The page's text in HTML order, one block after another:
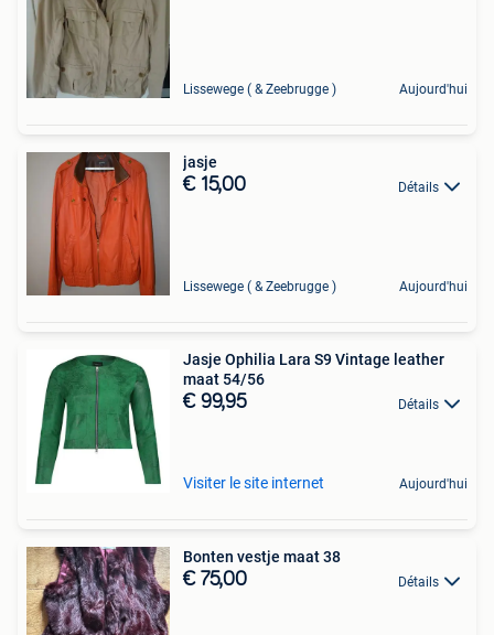
Lissewege ( & Zeebrugge ) Aujourd'hui
jasje
€ 15,00 Détails
Lissewege ( & Zeebrugge ) Aujourd'hui
Jasje Ophilia Lara S9 Vintage leather
maat 54/56
€ 99,95 Détails
Visiter le site internet Aujourd'hui
Bonten vestje maat 38
€ 75,00 Détails